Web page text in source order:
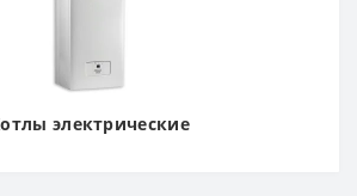
электрические